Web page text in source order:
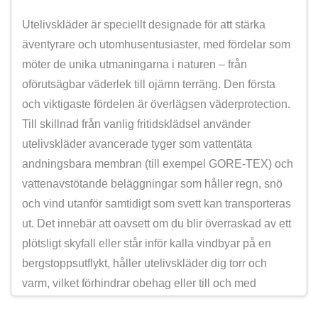
Utelivskläder är speciellt designade för att stärka
äventyrare och utomhusentusiaster, med fördelar som
möter de unika utmaningarna i naturen – från
oförutsägbar väderlek till ojämn terräng. Den första
och viktigaste fördelen är överlägsen väderprotection.
Till skillnad från vanlig fritidsklädsel använder
utelivskläder avancerade tyger som vattentäta
andningsbara membran (till exempel GORE-TEX) och
vattenavstötande beläggningar som håller regn, snö
och vind utanför samtidigt som svett kan transporteras
ut. Det innebär att oavsett om du blir överraskad av ett
plötsligt skyfall eller står inför kalla vindbyar på en
bergstoppsutflykt, håller utelivskläder dig torr och
varm, vilket förhindrar obehag eller till och med